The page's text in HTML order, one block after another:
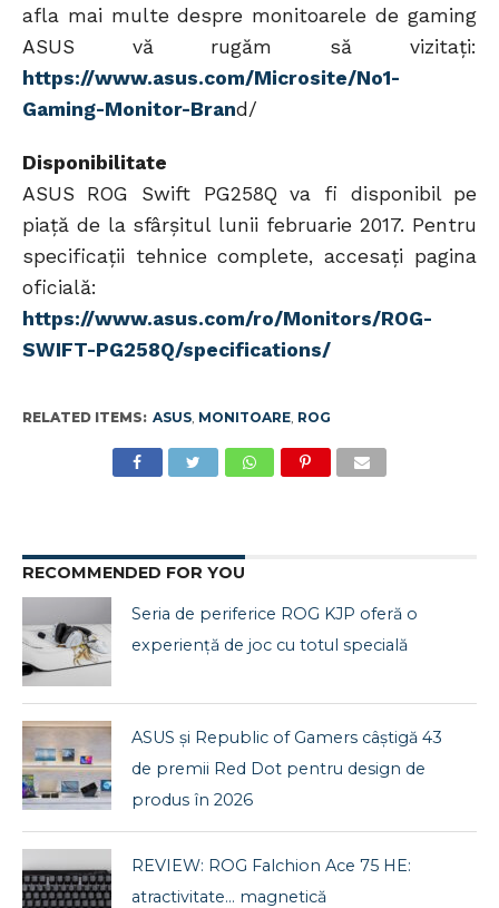
afla mai multe despre monitoarele de gaming
ASUS vă rugăm să vizitați:
https://www.asus.com/Microsite/No1-
Gaming-Monitor-Brand/
Disponibilitate
ASUS ROG Swift PG258Q va fi disponibil pe
piață de la sfârșitul lunii februarie 2017. Pentru
specificații tehnice complete, accesați pagina
oficială:
https://www.asus.com/ro/Monitors/ROG-
SWIFT-PG258Q/specifications/
RELATED ITEMS: ASUS, MONITOARE, ROG
RECOMMENDED FOR YOU
Seria de periferice ROG KJP oferă o
experiență de joc cu totul specială
ASUS și Republic of Gamers câștigă 43
de premii Red Dot pentru design de
produs în 2026
REVIEW: ROG Falchion Ace 75 HE:
atractivitate… magnetică